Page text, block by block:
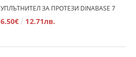
УПЛЪТНИТЕЛ ЗА ПРОТЕЗИ DINABASE 7
6.50€ 12.71лв.